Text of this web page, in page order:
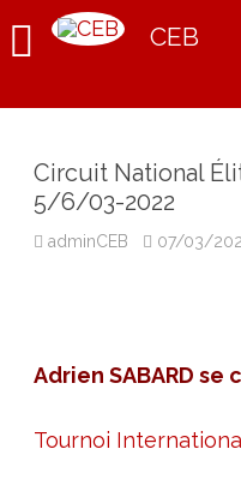
CEB
Circuit National
5/6/03-2022
adminCEB 07/03/
Adrien SABARD se
Tournoi